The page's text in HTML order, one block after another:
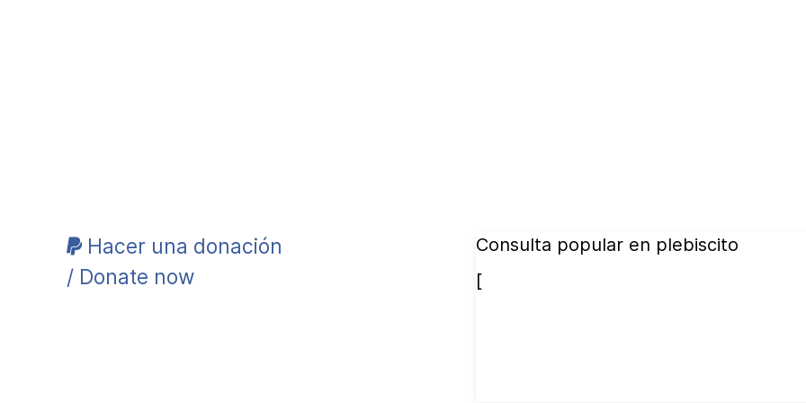
Hacer una donación
/ Donate now
Consulta popular en plebiscito
[